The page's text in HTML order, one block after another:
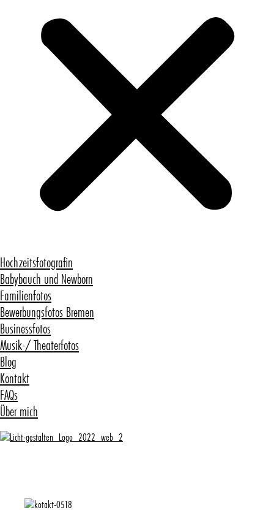
Hochzeitsfotografin
Babybauch und Newborn
Familienfotos
Bewerbungsfotos Bremen
Businessfotos
Musik-/ Theaterfotos
Blog
Kontakt
FAQs
Über mich